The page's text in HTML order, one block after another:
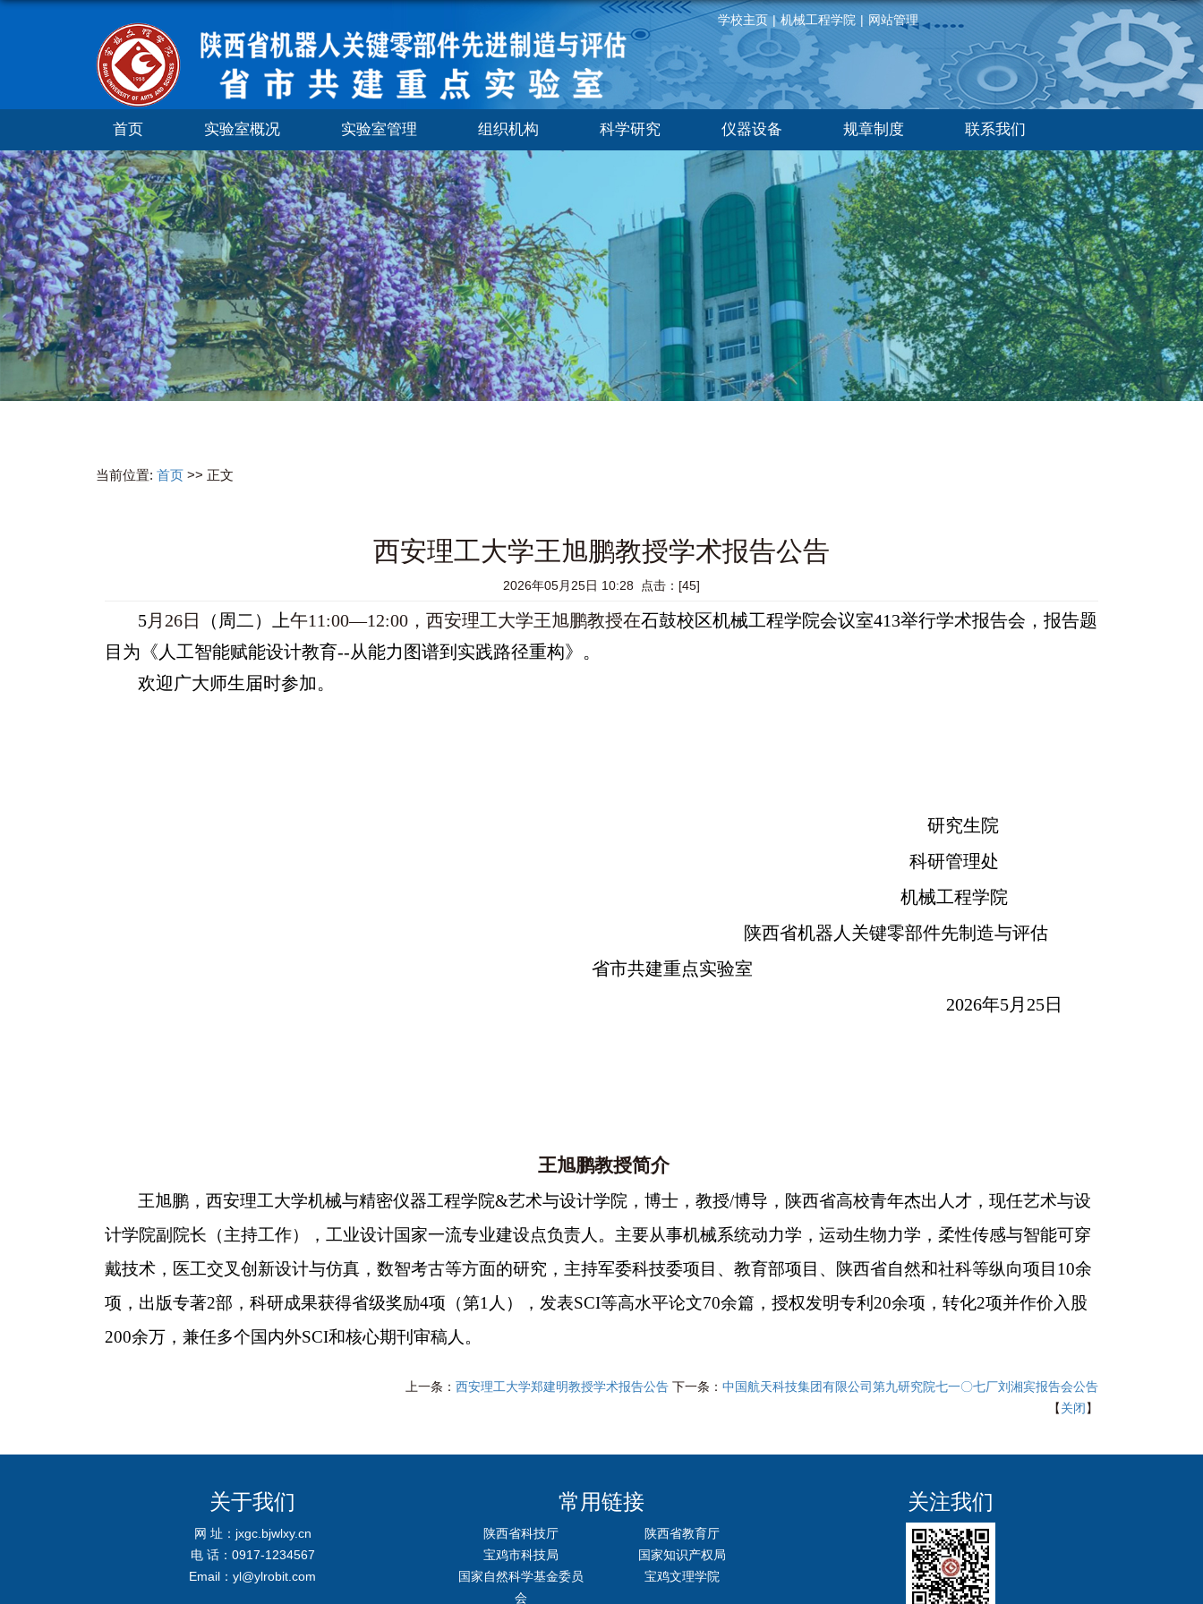
学校主页 | 机械工程学院 | 网站管理
首页 实验室概况 实验室管理 组织机构 科学研究 仪器设备 规章制度 联系我们
当前位置: 首页 >> 正文
西安理工大学王旭鹏教授学术报告公告
2026年05月25日 10:28 点击：[45]
5月26日 （周二）上午11:00—12:00，西安理工大学王旭鹏教授在石鼓校区机械工程学院会议室413举行学术报告会，报告题
目为《人工智能赋能设计教育--从能力图谱到实践路径重构》。
欢迎广大师生届时参加。
研究生院
科研管理处
机械工程学院
陕西省机器人关键零部件先制造与评估
省市共建重点实验室
2026年5月25日
王旭鹏教授简介
王旭鹏，西安理工大学机械与精密仪器工程学院&艺术与设计学院，博士，教授/博导，陕西省高校青年杰出人才，现任艺术与设
计学院副院长（主持工作），工业设计国家一流专业建设点负责人。主要从事机械系统动力学，运动生物力学，柔性传感与智能可穿
戴技术，医工交叉创新设计与仿真，数智考古等方面的研究，主持军委科技委项目、教育部项目、陕西省自然和社科等纵向项目 10余
项，出版专著2部，科研成果获得省级奖励4项（第1 人），发表SCI等高水平论文70余篇，授权发明专利 20余项，转化2项并作价入股
200余万，兼任多个国内外SCI和核心期刊审稿人。
上一条： 西安理工大学郑建明教授学术报告公告 下一条： 中国航天科技集团有限公司第九研究院七一〇七厂刘湘宾报告会公告
【关闭】
关于我们
网 址：jxgc.bjwlxy.cn
电 话：0917-1234567
Email：yl@ylrobit.com
常用链接
陕西省科技厅
宝鸡市科技局
国家自然科学基金委员
会
陕西省教育厅
国家知识产权局
宝鸡文理学院
关注我们